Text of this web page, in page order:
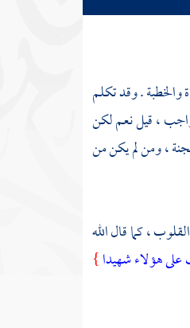
والخطبة . وقد تكلم
، قيل نعم لكن
، ومن لم يكن من
، كما قال الله
على هؤلاء شهيدا}